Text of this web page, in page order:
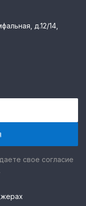
д.12/14,
свое согласие